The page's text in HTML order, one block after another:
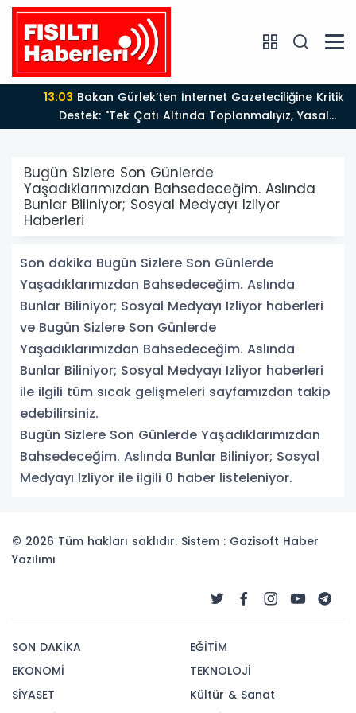
13:03Bakan Gürlek’ten İnternet Gazeteciliğine Kritik
Destek: "Tek Çatı Altında Toplanmalıyız, Yasal
Düzenlemeye Hazırız"
Bugün Sizlere Son Günlerde
Yaşadıklarımızdan Bahsedeceğim. Aslında
Bunlar Biliniyor; Sosyal Medyayı Izliyor
Haberleri
Son dakika Bugün Sizlere Son Günlerde
Yaşadıklarımızdan Bahsedeceğim. Aslında
Bunlar Biliniyor; Sosyal Medyayı Izliyor haberleri
ve Bugün Sizlere Son Günlerde
Yaşadıklarımızdan Bahsedeceğim. Aslında
Bunlar Biliniyor; Sosyal Medyayı Izliyor haberleri
ile ilgili tüm sıcak gelişmeleri sayfamızdan takip
edebilirsiniz.
Bugün Sizlere Son Günlerde Yaşadıklarımızdan
Bahsedeceğim. Aslında Bunlar Biliniyor; Sosyal
Medyayı Izliyor ile ilgili 0 haber listeleniyor.
© 2026 Tüm hakları saklıdır. Sistem : Gazisoft Haber
Yazılımı
SON DAKİKA
EKONOMİ
SİYASET
EĞİTİM
TEKNOLOJİ
Kültür & Sanat